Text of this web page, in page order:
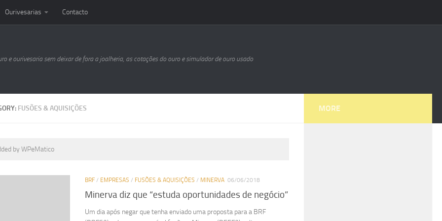
Ourivesarias Contacto
e ourivesaria sem deixar de fora a joalheria, as cotações do ouro e simulador de ouro usado
FUSÕES & AQUISIÇÕES
by WPeMatico
BRF / EMPRESAS / FUSÕES & AQUISIÇÕES / MINERVA 06/06/2018
Minerva diz que “estuda oportunidades de negócio”
Um dia após negar que tenha enviado uma proposta para a BRF
MORE